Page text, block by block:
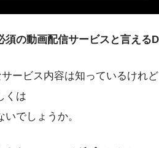
の動画配信サービスと言える
ービス内容は知っているけれど
くは
でしょうか。